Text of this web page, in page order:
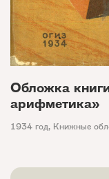
Обложка
арифметика»
1934 год, Книжные